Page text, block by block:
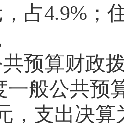
占4.9%；
预算财政
一般公共预
，支出决算